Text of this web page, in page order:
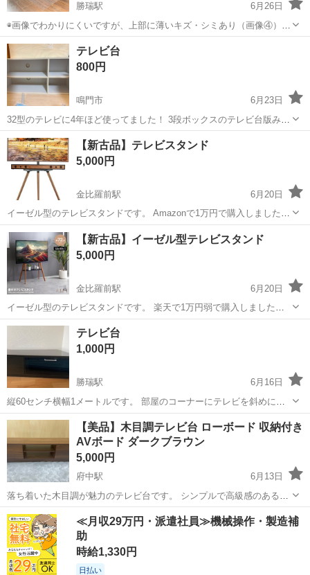
勝瑞駅
6月26日
◉画像でわかりにくいですが、上部に薄いキズ・シミあり（画像④） ◉
右角に化粧板の剥がれた部分あり（画像⑤） その他には目立つキズや
汚れは見当たりません。 横幅 約100㎝×高さ（キャスター含む）約
42.5㎝×奥...
徳島 板野郡 勝瑞駅
テレビ台
800円
鳴門市
6月23日
32型のテレビに4年ほど使ってました！ 3段ボックスのテレビ台版みた
いな感じです。 上の天板に多少汚れあります。 幅約89cm高さ42cm
徳島 鳴門市 収納家具 天板
【新古品】テレビスタンド
5,000円
金比羅前駅
6月20日
イーゼル型のテレビスタンドです。 Amazonで1万円で購入しました。
買ったはいいものの、部屋に合わなかったので出品します。 一度組み
立ててから分解していますので、新古品ですが、あくまで中古品であ
ることをご了承ください。 ...
徳島 徳島市 金比羅前駅 収納家具 新古品
【新古品】イーゼル型テレビスタンド
5,000円
金比羅前駅
6月20日
イーゼル型のテレビスタンドです。 楽天で1万円弱で購入しました。
手持ちのテレビには適合しなかったため、出品します。 一度組み立て
てから分解していますので、組立解体時の傷等があります。いずれも
組み立て後、テレビを設置したら見...
徳島 徳島市 金比羅前駅
テレビ台
1,000円
勝瑞駅
6月16日
縦60センチ横幅1メートルです。 部屋のコーナーにテレビを斜めに置
けるテレビ台です。 不要になったので出品します。 多少傷はあります
が私的には綺麗な状態かと思います。 まだまだご使用頂けます。 綺麗
に拭いてお渡しい...
徳島 板野郡 勝瑞駅 収納家具
【美品】木目調テレビ台 ローボード 収納付き
AVボード ダークブラウン
5,000円
府中駅
6月13日
落ち着いた木目調が魅力のテレビ台です。 シンプルで高級感のあるデ
ザインのため、どんなお部屋にも合わせやすく、リビングをすっきり
とした印象にしてくれます。 左右には収納スペース、中央にはレコー
ダーやゲーム機などを置けるオー...
徳島 徳島市 府中駅 収納家具
≪月収29万円・派遣社員≫機械操作・製造補
助
時給1,330円
日払い